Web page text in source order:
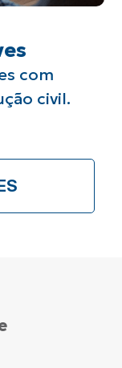
com
civil.